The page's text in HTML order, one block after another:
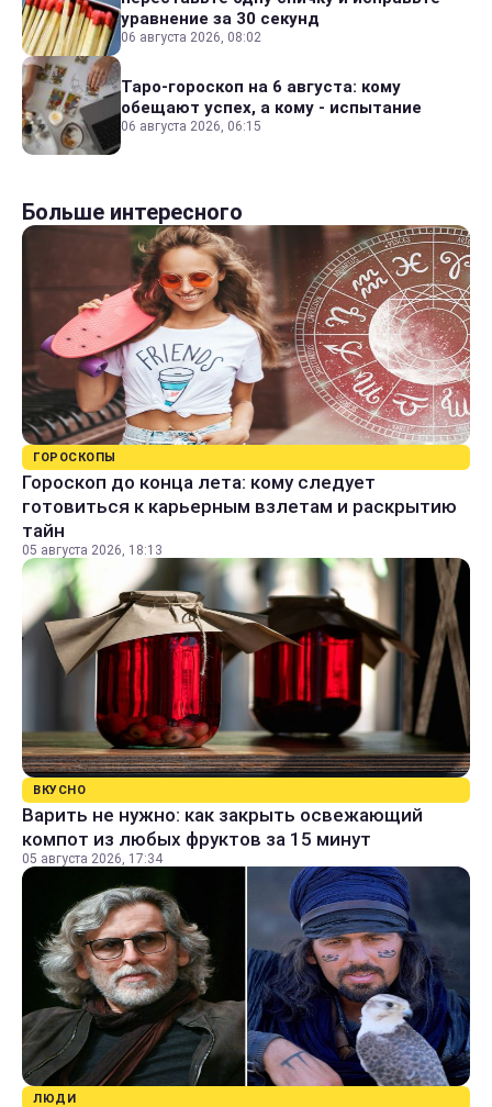
уравнение за 30 секунд
06 августа 2026, 08:02
Таро-гороскоп на 6 августа: кому
обещают успех, а кому - испытание
06 августа 2026, 06:15
Больше интересного
ГОРОСКОПЫ
Гороскоп до конца лета: кому следует
готовиться к карьерным взлетам и раскрытию
тайн
05 августа 2026, 18:13
ВКУСНО
Варить не нужно: как закрыть освежающий
компот из любых фруктов за 15 минут
05 августа 2026, 17:34
ЛЮДИ